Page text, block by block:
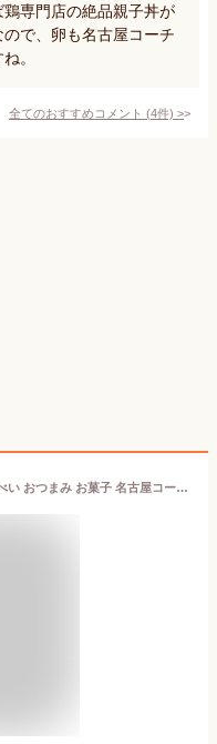
専門店の絶品親子丼が
で、卵も名古屋コーチ
。
全てのおすすめコメント (4件) >
手羽先せんべい 30枚入 東海寿 せんべい おつまみ お菓子 名古屋コーチン 名古屋 土産 ギフト 贈り物 お祝い お返し 七五三 お歳暮 お取り寄せ 名古屋土産